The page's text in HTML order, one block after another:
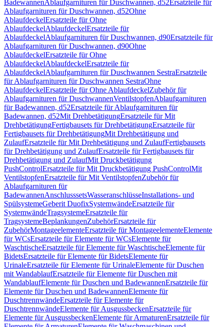
BadewannenAblaufgarnituren für Duschwannen, d52Ersatzteile für
Ablaufgarnituren für Duschwannen, d52Ohne
AblaufdeckelErsatzteile für Ohne
AblaufdeckelAblaufdeckelErsatzteile für
AblaufdeckelAblaufgarnituren für Duschwannen, d90Ersatzteile für
Ablaufgarnituren für Duschwannen, d90Ohne
AblaufdeckelErsatzteile für Ohne
AblaufdeckelAblaufdeckelErsatzteile für
AblaufdeckelAblaufgarnituren für Duschwannen SestraErsatzteile
für Ablaufgarnituren für Duschwannen SestraOhne
AblaufdeckelErsatzteile für Ohne AblaufdeckelZubehör für
Ablaufgarnituren für DuschwannenVentilstopfenAblaufgarnituren
für Badewannen, d52Ersatzteile für Ablaufgarnituren für
Badewannen, d52Mit DrehbetätigungErsatzteile für Mit
DrehbetätigungFertigbausets für DrehbetätigungErsatzteile für
Fertigbausets für DrehbetätigungMit Drehbetätigung und
ZulaufErsatzteile für Mit Drehbetätigung und ZulaufFertigbausets
für Drehbetätigung und ZulaufErsatzteile für Fertigbausets für
Drehbetätigung und ZulaufMit Druckbetätigung
PushControlErsatzteile für Mit Druckbetätigung PushControlMit
VentilstopfenErsatzteile für Mit VentilstopfenZubehör für
Ablaufgarnituren für
BadewannenAnschlusssetsWasseranschlüsseInstallations- und
SpülsystemeGeberit DuofixSystemwändeErsatzteile für
SystemwändeTragsystemeErsatzteile für
TragsystemeBeplankungenZubehörErsatzteile für
ZubehörMontageelementeErsatzteile für MontageelementeElemente
für WCsErsatzteile für Elemente für WCsElemente für
WaschtischeErsatzteile für Elemente für WaschtischeElemente für
BidetsErsatzteile für Elemente für BidetsElemente für
UrinaleErsatzteile für Elemente für UrinaleElemente für Duschen
mit WandablaufErsatzteile für Elemente für Duschen mit
WandablaufElemente für Duschen und BadewannenErsatzteile für
Elemente für Duschen und BadewannenElemente für
DuschtrennwändeErsatzteile für Elemente für
DuschtrennwändeElemente für AusgussbeckenErsatzteile für
Elemente für AusgussbeckenElemente für ArmaturenErsatzteile für